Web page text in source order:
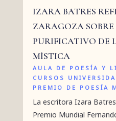
IZARA BATRES
ZARAGOZA
PURIFICATIVO DE
MÍSTICA
AULA DE POESÍA Y
CURSOS
PREMIO DE POESÍA
La escritora Izara
Premio Mundial